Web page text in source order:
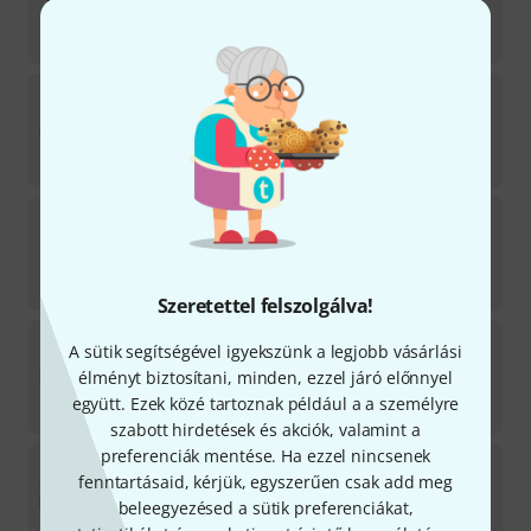
Szeretettel felszolgálva!
A sütik segítségével igyekszünk a legjobb vásárlási
élményt biztosítani, minden, ezzel járó előnnyel
együtt. Ezek közé tartoznak például a a személyre
szabott hirdetések és akciók, valamint a
preferenciák mentése. Ha ezzel nincsenek
fenntartásaid, kérjük, egyszerűen csak add meg
beleegyezésed a sütik preferenciákat,
Melodyne 5 studio UD 3 studio
1
Licenc a letöltéshez
10 890Ft
CelemonyTonalic Arranger 1 Month
11
Licenc a letöltéshez
6 999Ft
CelemonyMelodyne 5 editor Update
11
Licenc a letöltéshez